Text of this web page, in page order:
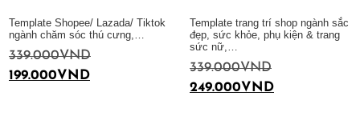
Template Shopee/ Lazada/ Tiktok
ngành chăm sóc thú cưng,…
339.000VND
199.000VND
Template trang trí shop ngành sắc
đẹp, sức khỏe, phụ kiện & trang
sức nữ,…
339.000VND
249.000VND